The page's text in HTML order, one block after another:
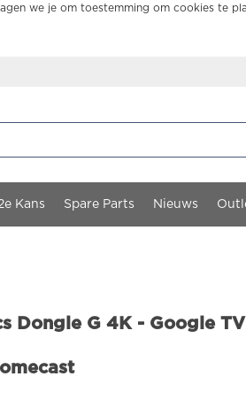
we je om toestemming om cookies te
Kans Spare Parts Nieuws
Dongle G 4K - Google